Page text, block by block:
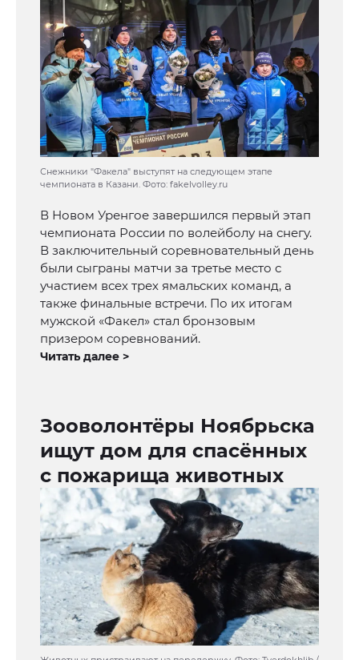
Снежники "Факела" выступят на следующем этапе
чемпионата в Казани. Фото: fakelvolley.ru
В Новом Уренгое завершился первый этап
чемпионата России по волейболу на снегу.
В заключительный соревновательный день
были сыграны матчи за третье место с
участием всех трех ямальских команд, а
также финальные встречи. По их итогам
мужской «Факел» стал бронзовым
призером соревнований.
Читать далее >
Зооволонтёры Ноябрьска
ищут дом для спасённых
с пожарища животных